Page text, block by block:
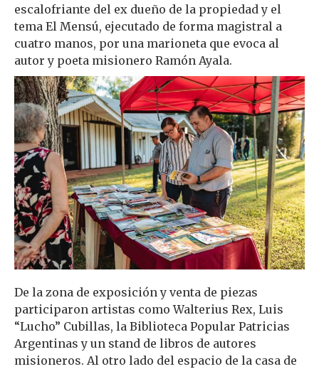
escalofriante del ex dueño de la propiedad y el
tema El Mensú, ejecutado de forma magistral a
cuatro manos, por una marioneta que evoca al
autor y poeta misionero Ramón Ayala.
De la zona de exposición y venta de piezas
participaron artistas como Walterius Rex, Luis
“Lucho” Cubillas, la Biblioteca Popular Patricias
Argentinas y un stand de libros de autores
misioneros. Al otro lado del espacio de la casa de